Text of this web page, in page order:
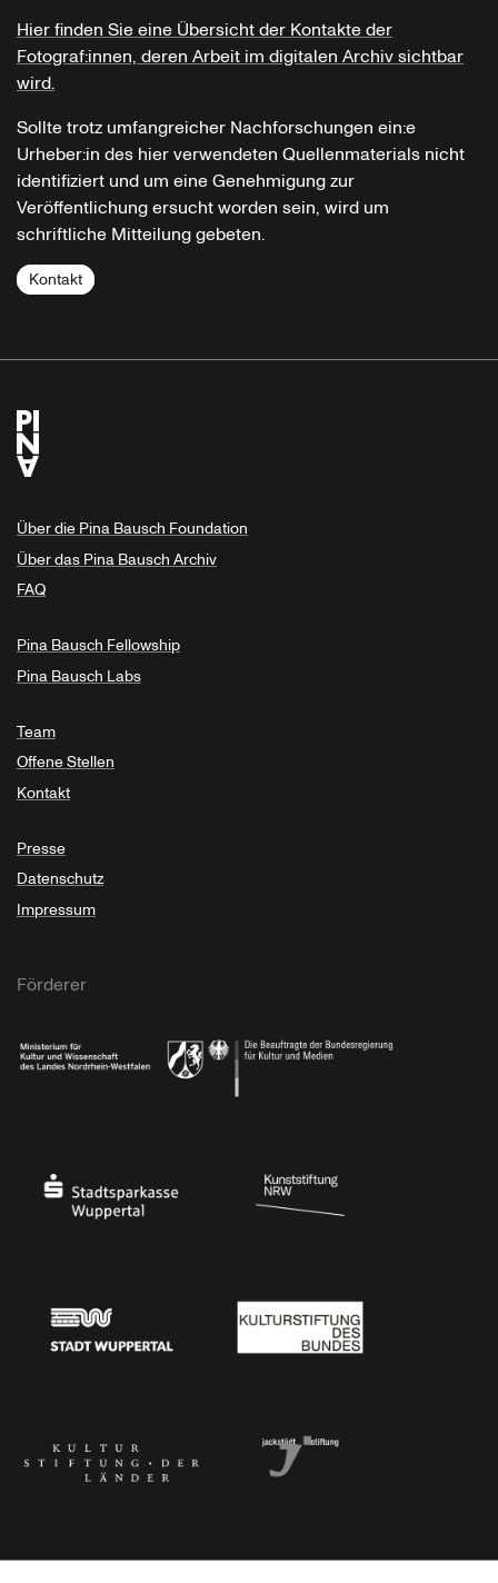
Hier finden Sie eine Übersicht der Kontakte der
Fotograf:innen, deren Arbeit im digitalen Archiv sichtbar
wird.
Sollte trotz umfangreicher Nachforschungen ein:e
Urheber:in des hier verwendeten Quellenmaterials nicht
identifiziert und um eine Genehmigung zur
Veröffentlichung ersucht worden sein, wird um
schriftliche Mitteilung gebeten.
Kontakt
Über die Pina Bausch Foundation
Über das Pina Bausch Archiv
FAQ
Pina Bausch Fellowship
Pina Bausch Labs
Team
Offene Stellen
Kontakt
Presse
Datenschutz
Impressum
Förderer